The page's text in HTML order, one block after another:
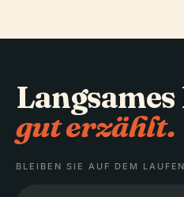
Langsames
gut erzählt.
BLEIBEN SIE AUF DEM